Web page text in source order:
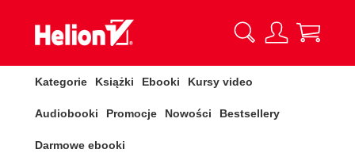
Kategorie Książki Ebooki Kursy video
Audiobooki Promocje Nowości Bestsellery
Darmowe ebooki